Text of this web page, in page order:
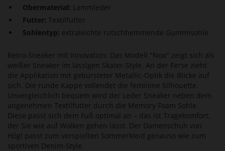
Obermaterial: Lammleder
Futter: Textilfutter
Sohlentyp: extraleichte rutschhemmende Gummisohle
Retro-Sneaker mit Innovation: Das Modell "Noa" zeigt sich als
weißer Sneaker im lässigen Skater-Style. An der Ferse zieht
die Applikation mit gebürsteter Metallic-Optik die Blicke auf
sich. Die runde Kappe vollendet die feminine Silhouette.
Unvergleichlich bequem wird der Leder Sneaker neben dem
angenehmen Textilfutter durch die Memory Foam Sohle.
Diese passt sich dem Fuß optimal an – das ist Tragekomfort,
der Sie wie auf Wolken gehen lässt. Der Damenschuh von
Högl passt zum verspielten Sommerkleid genauso wie zum
sportiven Denim-Style.